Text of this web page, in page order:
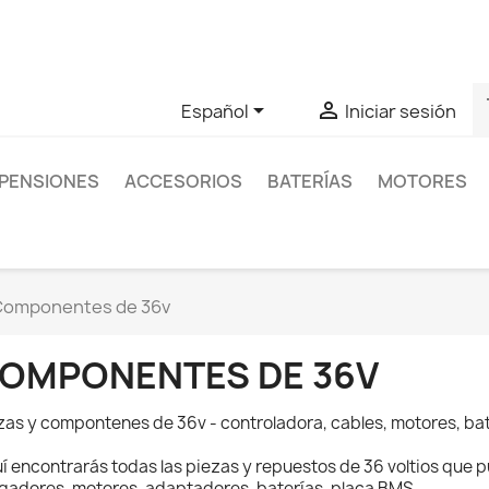
Español  Iniciar sesión
ACCESORIOS BATERÍAS MOTORES
de 36v
DE 36V
y compontenes de 36v - controladora, cables, motores,
encontrarás todas las piezas y repuestos de 36 voltios que